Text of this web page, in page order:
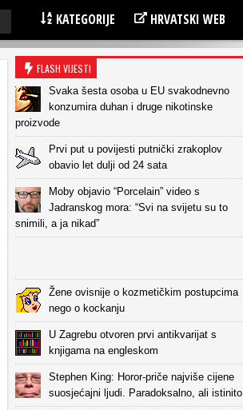
KATEGORIJE HRVATSKI WEB
FLASH VIJESTI
Svaka šesta osoba u EU svakodnevno
konzumira duhan i druge nikotinske
proizvode
Prvi put u povijesti putnički zrakoplov
obavio let dulji od 24 sata
Moby objavio “Porcelain” video s
Jadranskog mora: “Svi na svijetu su to
snimili, a ja nikad”
Žene ovisnije o kozmetičkim postupcima
nego o kockanju
U Zagrebu otvoren prvi antikvarijat s
knjigama na engleskom
Stephen King: Horor-priče najviše cijene
suosjećajni ljudi. Paradoksalno, ali istinito